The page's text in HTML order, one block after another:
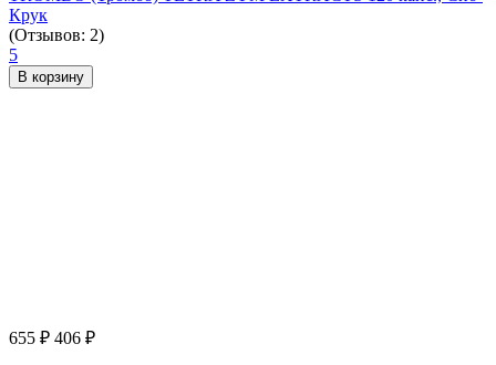
Крук
(Отзывов: 2)
5
В корзину
655 ₽ 406 ₽